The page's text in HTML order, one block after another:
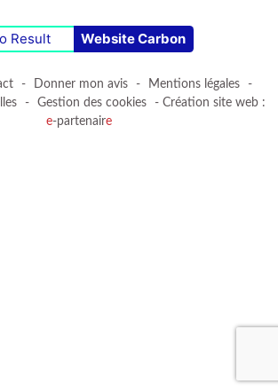
Result Website Carbon
- Donner mon avis - Mentions légales
-
- Gestion des cookies
- Création site web :
e-partenaire